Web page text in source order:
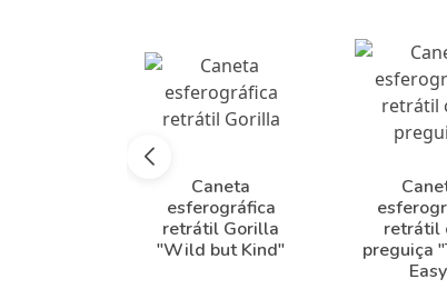
Caneta
esferográfica
retrátil Gorilla
"Wild but Kind"
retrátil
preguiça